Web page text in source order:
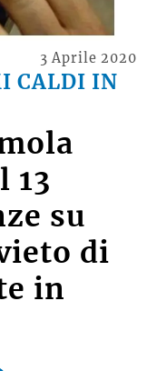
CALDI IN
3 Aprile 2020
13
su
di
in